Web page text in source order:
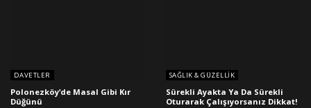
DAVETLER
Polonezköy’de Masal Gibi Kır
Düğünü
SAĞLIK & GÜZELLIK
Sürekli Ayakta Ya Da Sürekli
Oturarak Çalışıyorsanız Dikkat!